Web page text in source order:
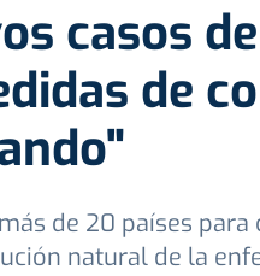
casos
de
de 20 países
natural de la